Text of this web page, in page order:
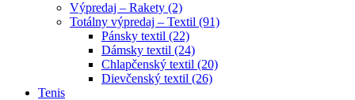
Výpredaj – Rakety (2)
Totálny výpredaj – Textil (91)
Pánsky textil (22)
Dámsky textil (24)
Chlapčenský textil (20)
Dievčenský textil (26)
Tenis